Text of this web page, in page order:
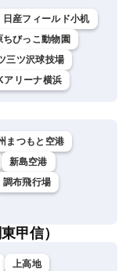
日産フィールド小机
ちびっこ動物園
三ツ沢球技場
アリーナ横浜
まつもと空港
新島空港
調布飛行場
甲信）
上高地